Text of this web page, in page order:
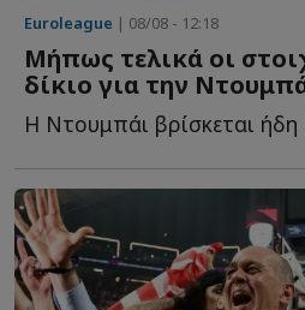
Euroleague | 08/08 - 12:18
Μήπως τελικά οι
δίκιο για την